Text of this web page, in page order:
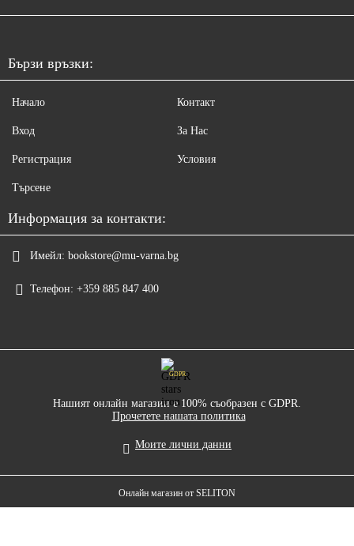
Бързи връзки:
Начало
Вход
Регистрация
Търсене
Контакт
За Нас
Условия
Информация за контакти:
Имейл: bookstore@mu-varna.bg
Телефон: +359 885 847 400
GDPR
Нашият онлайн магазин е 100% съобразен с GDPR.
Прочетете нашата политика
Моите лични данни
Онлайн магазин от SELITON